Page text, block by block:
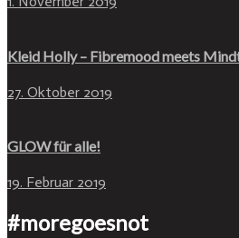
Kleid Holly – Fibremood meets
27. Oktober 2019
GLOW für alle!
19. Februar 2019
#moregoesnot